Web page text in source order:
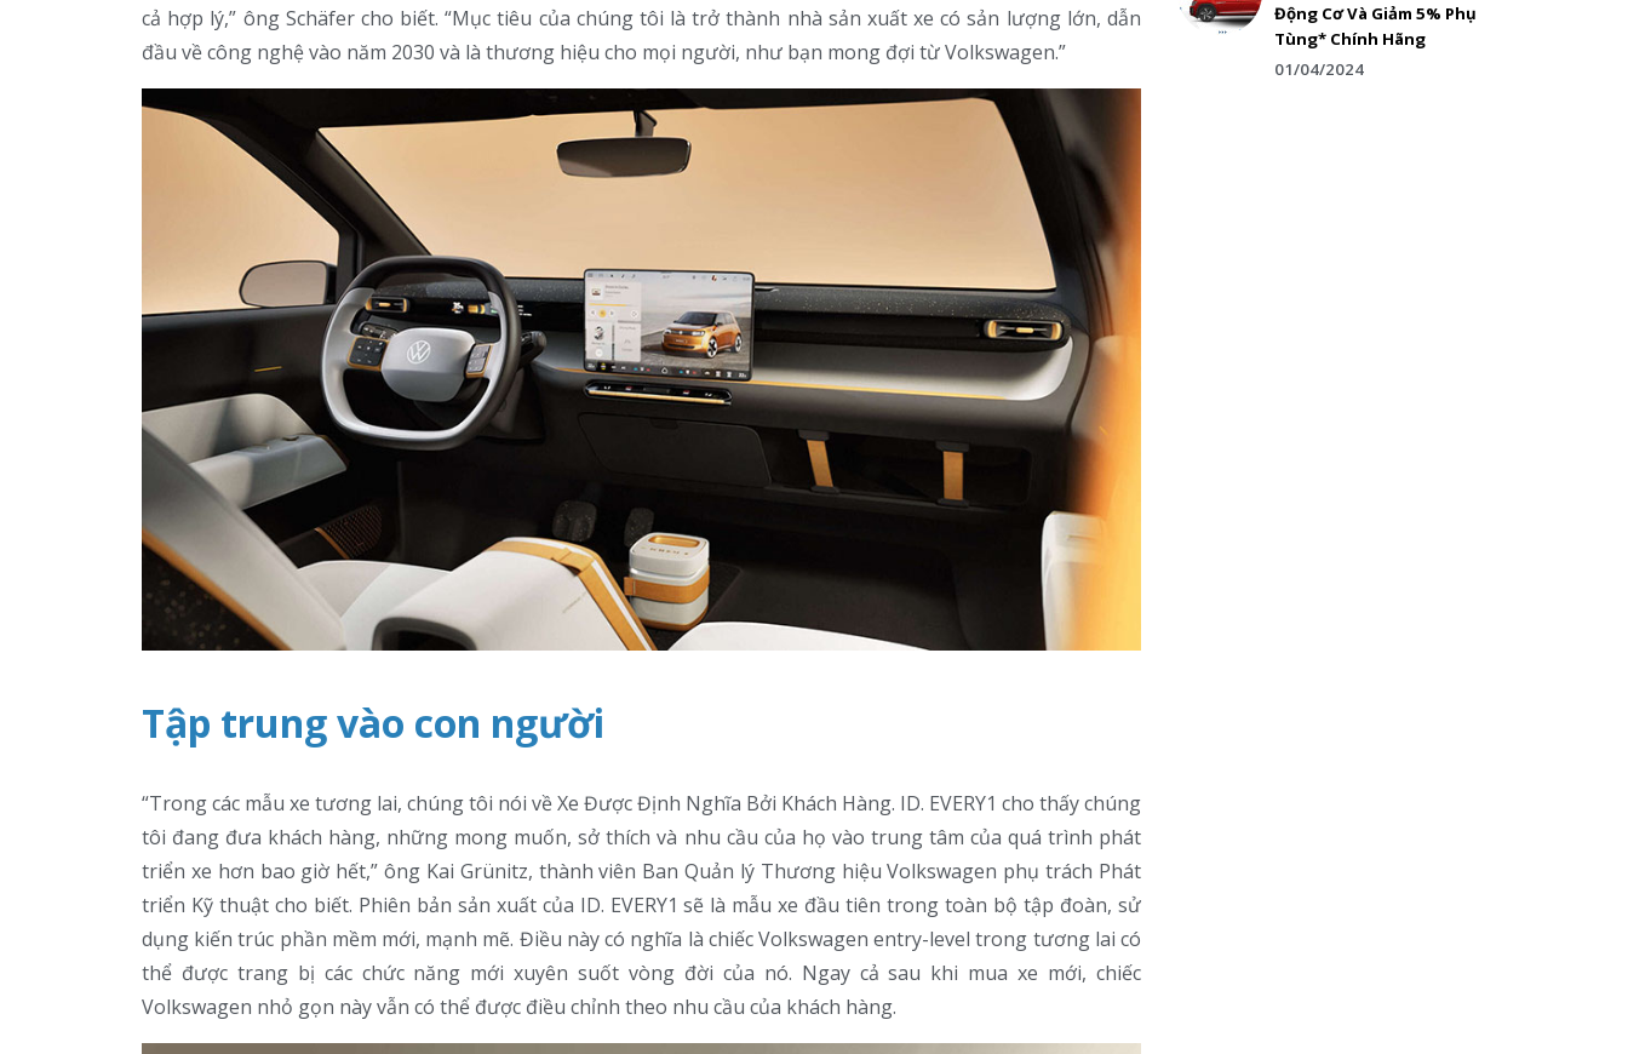
cả hợp lý,” ông Schäfer cho biết. “Mục tiêu của chúng tôi là trở thành nhà sản xuất xe có sản lượng lớn, dẫn
đầu về công nghệ vào năm 2030 và là thương hiệu cho mọi người, như bạn mong đợi từ Volkswagen.”
Tập trung vào con người
“Trong các mẫu xe tương lai, chúng tôi nói về Xe Được Định Nghĩa Bởi Khách Hàng. ID. EVERY1 cho thấy chúng
tôi đang đưa khách hàng, những mong muốn, sở thích và nhu cầu của họ vào trung tâm của quá trình phát
triển xe hơn bao giờ hết,” ông Kai Grünitz, thành viên Ban Quản lý Thương hiệu Volkswagen phụ trách Phát
triển Kỹ thuật cho biết. Phiên bản sản xuất của ID. EVERY1 sẽ là mẫu xe đầu tiên trong toàn bộ tập đoàn, sử
dụng kiến trúc phần mềm mới, mạnh mẽ. Điều này có nghĩa là chiếc Volkswagen entry-level trong tương lai có
thể được trang bị các chức năng mới xuyên suốt vòng đời của nó. Ngay cả sau khi mua xe mới, chiếc
Volkswagen nhỏ gọn này vẫn có thể được điều chỉnh theo nhu cầu của khách hàng.
Động Cơ Và Giảm 5% Phụ
Tùng* Chính Hãng
01/04/2024
Thông Báo
ĐÓNG